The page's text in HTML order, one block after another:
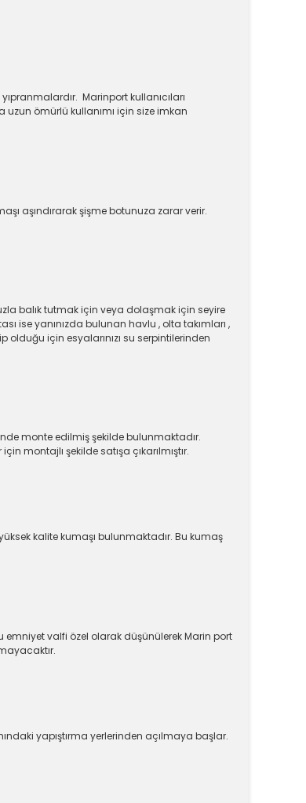
Marinport kullanıcıları
ömürlü kullanımı için size imkan
aşındırarak şişme botunuza zarar verir.
balık tutmak için veya dolaşmak için seyire
ise yanınızda bulunan havlu , olta takımları ,
olduğu için esyalarınızı su serpintilerinden
monte edilmiş şekilde bulunmaktadır.
montajlı şekilde satışa çıkarılmıştır.
kalite kumaşı bulunmaktadır. Bu kumaş
emniyet valfi özel olarak düşünülerek Marin port
yapıştırma yerlerinden açılmaya başlar.